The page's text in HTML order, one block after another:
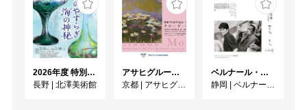
2026年度 特別展「ガレとドーム、アール･ヌーヴォーのガラス 水辺のやすらぎ、海の神秘」
長野 | 北澤美術館
アサヒグループ大山崎山荘美術館 開館30周年記念展「没後100年 クロード・モネ」
京都 | アサヒグループ大山崎山荘美術館
ベルナール・ビュフェと写真 ーカメラがとらえたビュフェとその時代、そして21 世紀へ
静岡 | ベルナール・ビュフェ美術館